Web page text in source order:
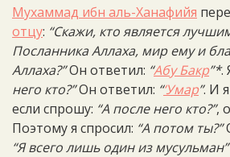
Мухаммад ибн аль-Ханафийя
отцу: “Скажи, кто является
Посланника Аллаха, мир ему и
Аллаха?”Он ответил: “Абу Бакр”*.
него кто?”Он ответил: “‘Умар”. И
если спрошу: “А после него кто?”,
Поэтому я спросил: “А потом ты?”
“Я всего лишь один из